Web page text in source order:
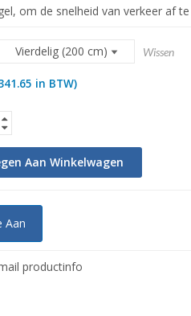
om de snelheid van verkeer af
Wissen
in BTW)
Aan Winkelwagen
Aan
productinfo